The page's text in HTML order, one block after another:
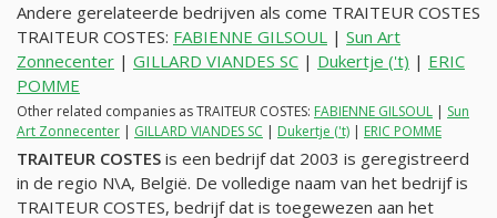
Andere gerelateerde bedrijven als come TRAITEUR COSTES
TRAITEUR COSTES: FABIENNE GILSOUL | Sun Art
Zonnecenter | GILLARD VIANDES SC | Dukertje ('t) | ERIC
POMME
Other related companies as TRAITEUR COSTES: FABIENNE GILSOUL | Sun
Art Zonnecenter | GILLARD VIANDES SC | Dukertje ('t) | ERIC POMME
TRAITEUR COSTES is een bedrijf dat 2003 is geregistreerd
in de regio N\A, België. De volledige naam van het bedrijf is
TRAITEUR COSTES, bedrijf dat is toegewezen aan het